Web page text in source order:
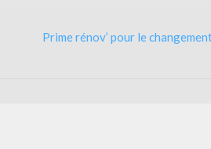
Prime rénov’ pour le